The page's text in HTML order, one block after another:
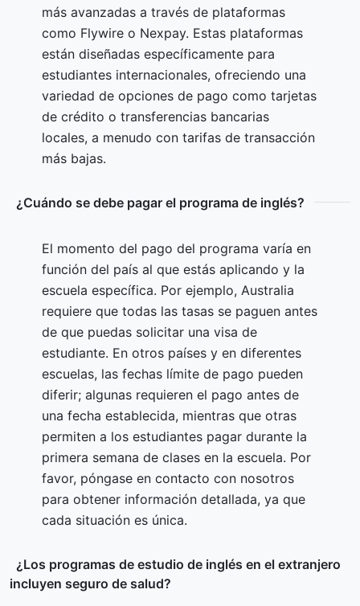
más avanzadas a través de plataformas
como Flywire o Nexpay. Estas plataformas
están diseñadas específicamente para
estudiantes internacionales, ofreciendo una
variedad de opciones de pago como tarjetas
de crédito o transferencias bancarias
locales, a menudo con tarifas de transacción
más bajas.
¿Cuándo se debe pagar el programa de inglés?
El momento del pago del programa varía en
función del país al que estás aplicando y la
escuela específica. Por ejemplo, Australia
requiere que todas las tasas se paguen antes
de que puedas solicitar una visa de
estudiante. En otros países y en diferentes
escuelas, las fechas límite de pago pueden
diferir; algunas requieren el pago antes de
una fecha establecida, mientras que otras
permiten a los estudiantes pagar durante la
primera semana de clases en la escuela. Por
favor, póngase en contacto con nosotros
para obtener información detallada, ya que
cada situación es única.
¿Los programas de estudio de inglés en el extranjero
incluyen seguro de salud?